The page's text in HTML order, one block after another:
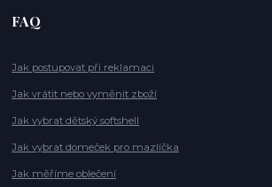
FAQ
Jak postupovat při reklamaci
Jak vrátit nebo vyměnit zboží
Jak vybrat dětský softshell
Jak vybrat domeček pro mazlíčka
Jak měříme oblečení